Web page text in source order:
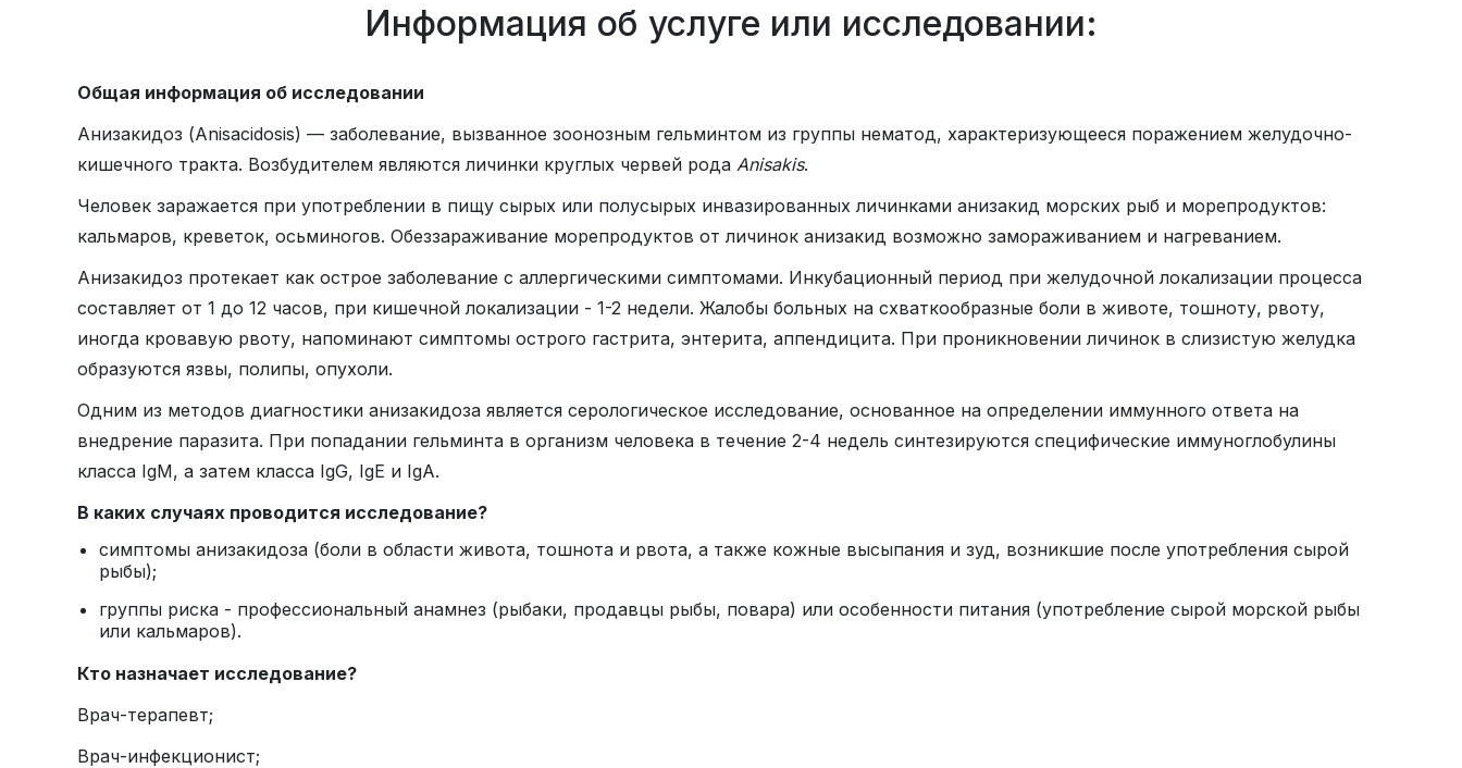
Информация об услуге или исследовании:
Общая информация об исследовании
Анизакидоз (Anisacidosis) — заболевание, вызванное зоонозным гельминтом из группы нематод, характеризующееся поражением желудочно-
кишечного тракта. Возбудителем являются личинки круглых червей рода Anisakis.
Человек заражается при употреблении в пищу сырых или полусырых инвазированных личинками анизакид морских рыб и морепродуктов:
кальмаров, креветок, осьминогов. Обеззараживание морепродуктов от личинок анизакид возможно замораживанием и нагреванием.
Анизакидоз протекает как острое заболевание с аллергическими симптомами. Инкубационный период при желудочной локализации процесса
составляет от 1 до 12 часов, при кишечной локализации - 1-2 недели. Жалобы больных на схваткообразные боли в животе, тошноту, рвоту,
иногда кровавую рвоту, напоминают симптомы острого гастрита, энтерита, аппендицита. При проникновении личинок в слизистую желудка
образуются язвы, полипы, опухоли.
Одним из методов диагностики анизакидоза является серологическое исследование, основанное на определении иммунного ответа на
внедрение паразита. При попадании гельминта в организм человека в течение 2-4 недель синтезируются специфические иммуноглобулины
класса IgM, а затем класса IgG, IgE и IgA.
В каких случаях проводится исследование?
симптомы анизакидоза (боли в области живота, тошнота и рвота, а также кожные высыпания и зуд, возникшие после употребления сырой
рыбы);
группы риска - профессиональный анамнез (рыбаки, продавцы рыбы, повара) или особенности питания (употребление сырой морской рыбы
или кальмаров).
Кто назначает исследование?
Врач-терапевт;
Врач-инфекционист;